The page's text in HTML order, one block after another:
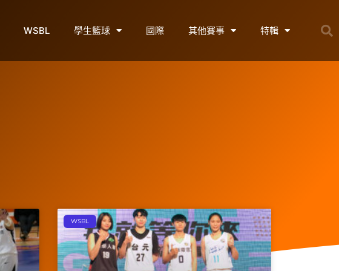
WSBL 學生籃球 國際 其他賽事 特輯
WSBL